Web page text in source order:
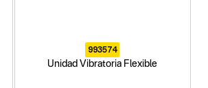
993574
Unidad Vibratoria Flexible